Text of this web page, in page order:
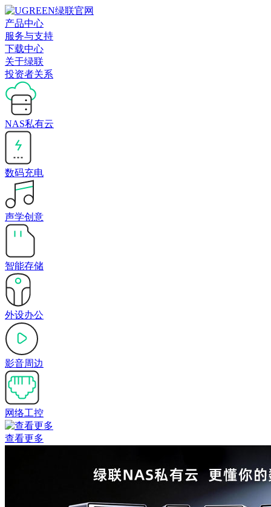
产品中心
服务与支持
下载中心
关于绿联
投资者关系
NAS私有云
数码充电
声学创意
智能存储
外设办公
影音周边
网络工控
查看更多